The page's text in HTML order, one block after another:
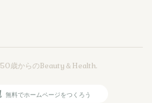
50歳からのBeauty＆Health.
AmebaOwnd
無料でホームページをつくろう